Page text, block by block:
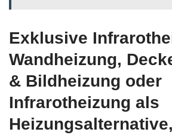
Exklusive
Wandheizung,
& Bildheizung oder
Infrarotheizung als